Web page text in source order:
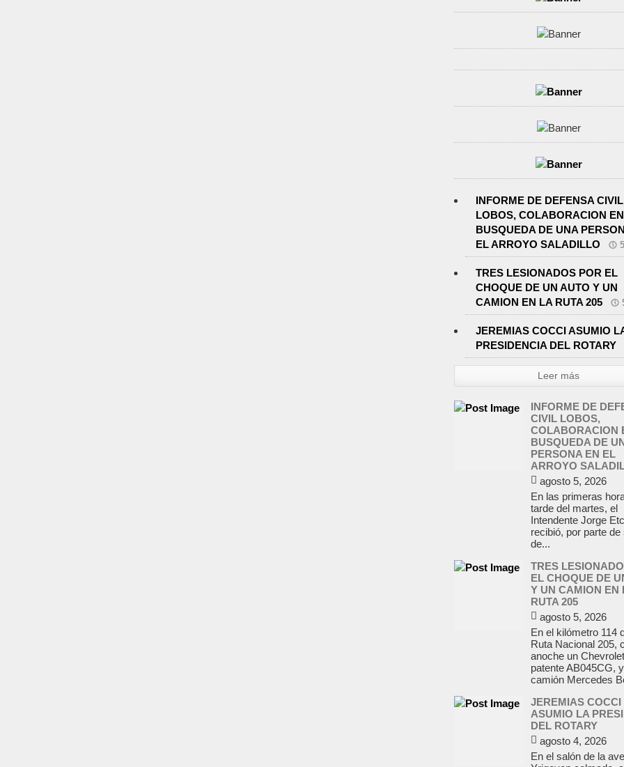
INFORME DE DEFENSA CIVIL
LOBOS, COLABORACION
BUSQUEDA DE UNA
EL ARROYO SALADILLO
TRES LESIONADOS POR EL
CHOQUE DE UN AUTO Y UN
CAMION EN LA RUTA 205
JEREMIAS COCCI ASUMIO
PRESIDENCIA DEL ROTARY
Leer más
INFORME DE
CIVIL LOBOS,
COLABORACION
BUSQUEDA DE
PERSONA EN EL
ARROYO
agosto 5, 2026
En las primeras
tarde del martes, el
Intendente Jorge
recibió, por parte de
de...
TRES
EL CHOQUE DE
Y UN CAMION EN
RUTA 205
agosto 5, 2026
En el kilómetro 114
Ruta Nacional 205,
anoche un
patente AB045CG,
camión Mercedes
JEREMIAS COCCI
ASUMIO LA
DEL ROTARY
agosto 4, 2026
En el salón de la